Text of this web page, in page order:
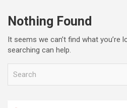
Nothing Found
It seems we can’t find what you’re
searching can help.